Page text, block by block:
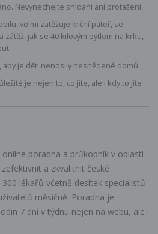
Nevynechejte snídani ani protažení
velmi zatěžuje krční páteř, se
jak se 40 kilovým pytlem na krku,
aby je děti nenosily nesnědené domů
je nejen to, co jíte, ale i kdy to jíte
poradna a průkopník v oblasti
a zkvalitnit české
lékařů včetně desítek specialistů
měsíčně. Poradna je
7 dní v týdnu nejen na webu, ale i